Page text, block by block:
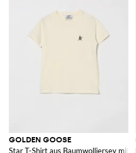
GOLDEN GOOSE
Star T-Shirt aus Baumwolljersey mit